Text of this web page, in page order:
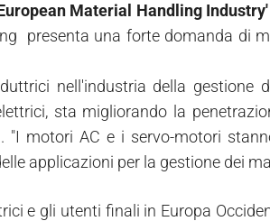
Material Handling Industry'
presenta una forte domanda di
nell'industria della gestione
sta migliorando la
"I motori AC e i servo-motori
applicazioni per la gestione dei
e gli utenti finali in Europa